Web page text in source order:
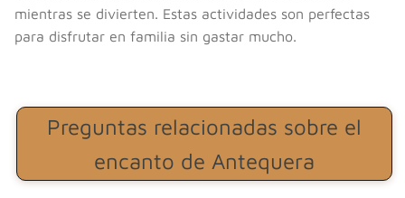
mientras se divierten. Estas actividades son perfectas
para disfrutar en familia sin gastar mucho.
Preguntas relacionadas sobre el
encanto de Antequera